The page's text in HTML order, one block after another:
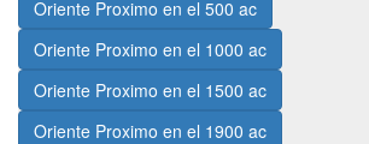
Oriente Proximo en el 500 ac
Oriente Proximo en el 1000 ac
Oriente Proximo en el 1500 ac
Oriente Proximo en el 1900 ac